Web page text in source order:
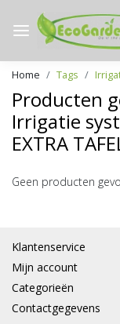
Home Tags
Producten
Irrigatie
EXTRA
Geen producten
Klantenservice
Mijn account
Categorieën
Contactgegevens